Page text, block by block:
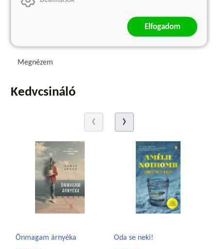
Megnézem
Kedvcsináló
Önmagam árnyéka Oda se neki!
Elfogadom